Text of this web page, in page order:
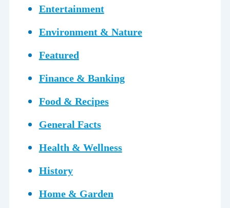
Entertainment
Environment & Nature
Featured
Finance & Banking
Food & Recipes
General Facts
Health & Wellness
History
Home & Garden